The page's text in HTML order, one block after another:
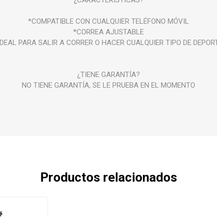
*COMPATIBLE CON CUALQUIER TELÉFONO MÓVIL
*CORREA AJUSTABLE
PARA SALIR A CORRER O HACER CUALQUIER TIPO DE
¿TIENE GARANTÍA?
NO TIENE GARANTÍA, SE LE PRUEBA EN EL MOMENTO
Productos relacionados